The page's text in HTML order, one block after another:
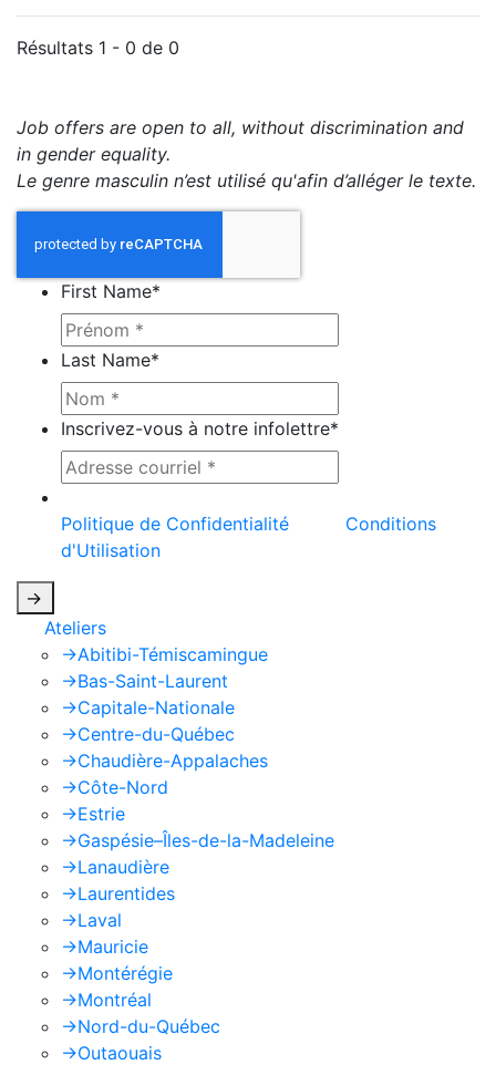
Résultats 1 - 0 de 0
Job offers are open to all, without discrimination and
in gender equality.
Le genre masculin n’est utilisé qu'afin d’alléger le texte.
First Name*
Last Name*
Inscrivez-vous à notre infolettre*
Politique de Confidentialité
Conditions
d'Utilisation
->
Ateliers
->Abitibi-Témiscamingue
->Bas-Saint-Laurent
->Capitale-Nationale
->Centre-du-Québec
->Chaudière-Appalaches
->Côte-Nord
->Estrie
->Gaspésie–Îles-de-la-Madeleine
->Lanaudière
->Laurentides
->Laval
->Mauricie
->Montérégie
->Montréal
->Nord-du-Québec
->Outaouais